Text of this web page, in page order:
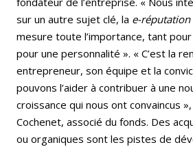
sur un autre sujet clé, la e-réputation
mesure toute l’importance, tant
pour une personnalité ». « C’est la
entrepreneur, son équipe et la
pouvons l’aider à contribuer à une
croissance qui nous ont convaincus
Cochenet, associé du fonds. Des
ou organiques sont les pistes de